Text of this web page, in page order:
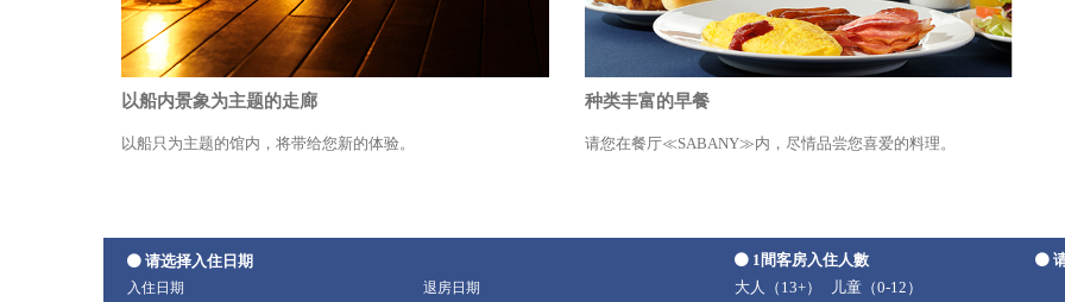
以船内景象为主题的走廊
以船只为主题的馆内，将带给您新的体验。
种类丰富的早餐
请您在餐厅≪SABANY≫内，尽情品尝您喜爱的料理。
请选择入住日期
入住日期 退房日期
1間客房入住人數
大人（13+）
儿童（0-12）